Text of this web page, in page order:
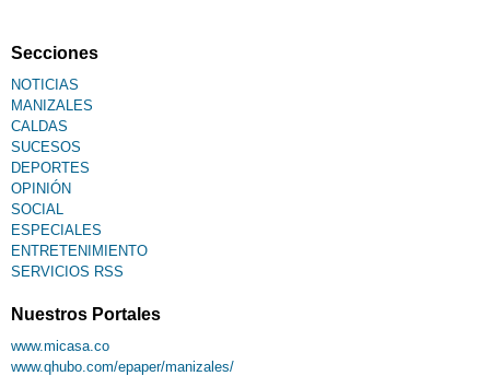
Secciones
NOTICIAS
MANIZALES
CALDAS
SUCESOS
DEPORTES
OPINIÓN
SOCIAL
ESPECIALES
ENTRETENIMIENTO
SERVICIOS RSS
Nuestros Portales
www.micasa.co
www.qhubo.com/epaper/manizales/